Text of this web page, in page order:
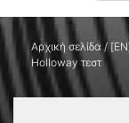
Αρχική σελίδα /
Holloway τεστ